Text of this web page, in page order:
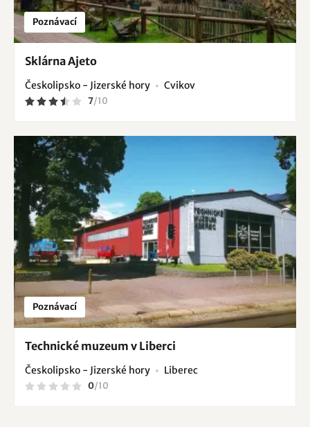
Poznávací
Sklárna Ajeto
Českolipsko - Jizerské hory Cvikov
7/10
Poznávací
Technické muzeum v Liberci
Českolipsko - Jizerské hory Liberec
0/10